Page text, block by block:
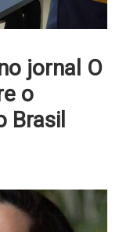
jornal O
o
Brasil